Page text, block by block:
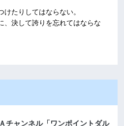
たりしてはならない。
決して誇りを忘れてはならな
チャンネル「ワンポイントダル